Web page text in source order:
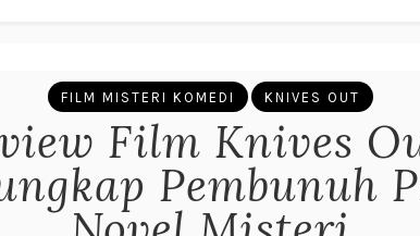
FILM MISTERI KOMEDI KNIVES OUT
Film Knives
Pembunuh